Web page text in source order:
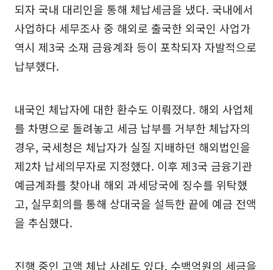
되자 국내 대리인을 통해 체납세금을 냈다. 국내에서
사업하다 세무조사 중 해외로 출국한 외국인 사업가
역시 제3국 소재 금융계좌 등이 포착되자 자발적으로
납부했다.
내국인 체납자에 대한 환수도 이뤄졌다. 해외 사업체
를 차명으로 돌려놓고 세금 납부를 거부한 체납자의
경우, 국세청은 체납자가 실질 지배하던 해외법인을
제2차 납세의무자로 지정했다. 이후 제3국 금융기관
예금계좌를 찾아내 해외 과세당국에 징수를 위탁했
고, 실무회의를 통해 상대국을 설득한 끝에 예금 전액
을 추심했다.
진행 중인 고액 체납 사례도 있다. 수백억원의 세금을